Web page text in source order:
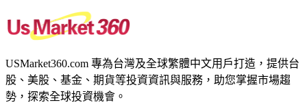
USMarket360.com 專為台灣及全球繁體中文用戶打造，提供台
股、美股、基金、期貨等投資資訊與服務，助您掌握市場趨
勢，探索全球投資機會。